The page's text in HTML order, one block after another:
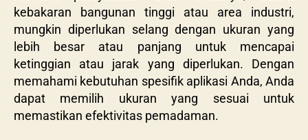
kebakaran bangunan tinggi atau area industri,
mungkin diperlukan selang dengan ukuran yang
lebih besar atau panjang untuk mencapai
ketinggian atau jarak yang diperlukan. Dengan
memahami kebutuhan spesifik aplikasi Anda, Anda
dapat memilih ukuran yang sesuai untuk
memastikan efektivitas pemadaman.